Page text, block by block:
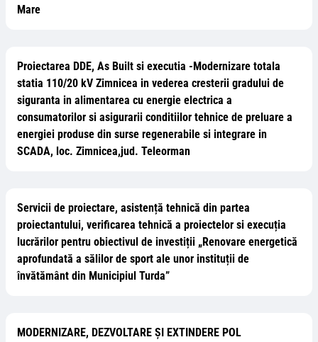
Mare
Proiectarea DDE, As Built si executia -Modernizare totala
statia 110/20 kV Zimnicea in vederea cresterii gradului de
siguranta in alimentarea cu energie electrica a
consumatorilor si asigurarii conditiilor tehnice de preluare a
energiei produse din surse regenerabile si integrare in
SCADA, loc. Zimnicea,jud. Teleorman
Servicii de proiectare, asistență tehnică din partea
proiectantului, verificarea tehnică a proiectelor si execuția
lucrărilor pentru obiectivul de investiții „Renovare energetică
aprofundată a sălilor de sport ale unor instituții de
învătământ din Municipiul Turda”
MODERNIZARE, DEZVOLTARE ȘI EXTINDERE POL